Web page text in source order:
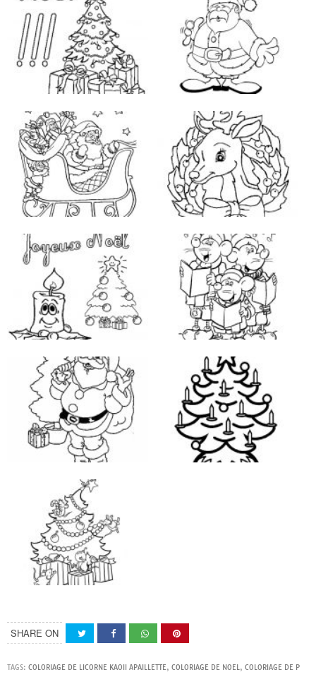
SHARE ON
TAGS: COLORIAGE DE LICORNE KAOII APAILLETTE, COLORIAGE DE NOEL, COLORIAGE DE P